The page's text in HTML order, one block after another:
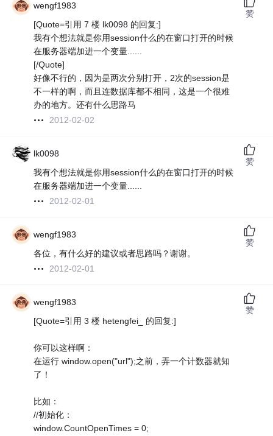
wengf1983
[Quote=引用 7 楼 lk0098 的回复:]
我有个想法就是你用session什么的在窗口打开的时候
在服务器端加进一个变量......
[/Quote]
好像不行的，因为是两次分别打开，2次的session是
不一样的啊，而且连数据库都不相同，这是一个很难
办的地方。还有什么思路马
2012-02-02
赞
lk0098
我有个想法就是你用session什么的在窗口打开的时候
在服务器端加进一个变量......
2012-02-01
赞
wengf1983
各位，有什么好的建议或者思路吗？谢谢。
2012-02-01
赞
wengf1983
[Quote=引用 3 楼 hetengfei_ 的回复:]
你可以这样啊：
在运行 window.open("url");之前，弄一个计数器就知
了！
比如：
//初始化：
window.CountOpenTimes = 0;
赞